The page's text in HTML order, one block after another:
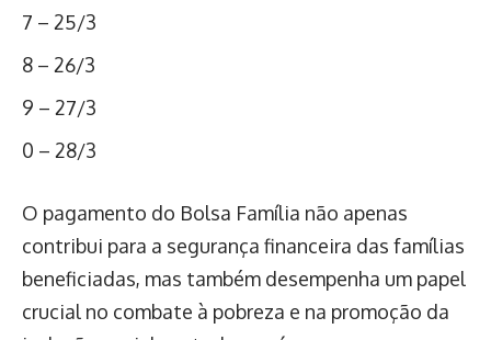
7 – 25/3
8 – 26/3
9 – 27/3
0 – 28/3
O pagamento do Bolsa Família não apenas
contribui para a segurança financeira das famílias
beneficiadas, mas também desempenha um papel
crucial no combate à pobreza e na promoção da